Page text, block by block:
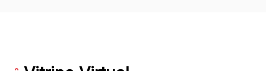
Comodidades Eventos